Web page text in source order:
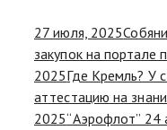
27 июля, 2025
закупок на
2025Где Кремль? У
аттестацию на
2025“Аэрофлот” 24